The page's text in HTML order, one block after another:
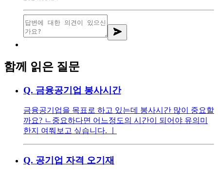
함께 읽은 질문
Q. 금융공기업 봉사시간
금융공기업을 목표로 하고 있는데 봉사시간 많이 중요할
까요? ㄴ중요하다면 어느정도의 시간이 되어야 유의미
한지 여쭤보고 싶습니다. ㅣ
Q. 공기업 자격 오기재